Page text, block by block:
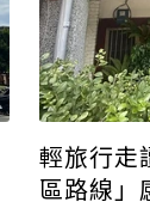
輕旅行走
區路線」